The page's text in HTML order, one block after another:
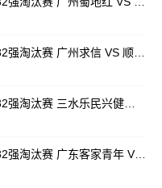
08月03日 佛山西甲足球联赛32强淘汰赛 广东客家青年 VS 广州英华思力U17 全场录像